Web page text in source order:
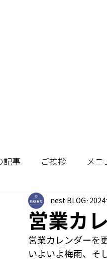
記事 ご挨拶 メニ
営業カ
nest BLOG 2024
営業カレンダーを
いよいよ梅雨、そ